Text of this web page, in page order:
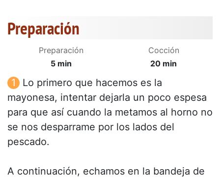
Preparación
Preparación
5 min
Cocción
20 min
Lo primero que hacemos es la
mayonesa, intentar dejarla un poco espesa
para que así cuando la metamos al horno no
se nos desparrame por los lados del
pescado.
A continuación, echamos en la bandeja de